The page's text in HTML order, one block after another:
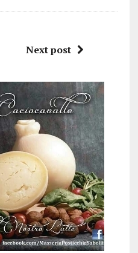
Next post